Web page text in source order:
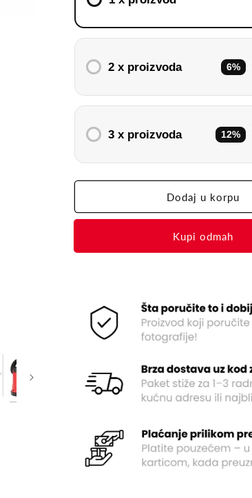
2 x proizvoda 6%
3 x proizvoda 12%
Dodaj u korpu
Buy it now